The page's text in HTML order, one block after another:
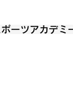
ーツアカデミ